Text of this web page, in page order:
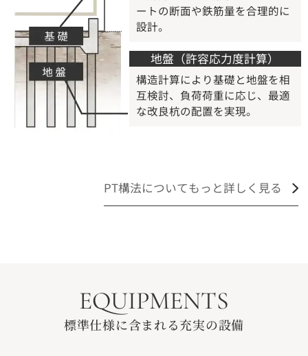
ートの断面や鉄筋量を合理的に
設計。
地盤（許容応力度計算）
構造計算により基礎と地盤を相
互検討、負荷荷重に応じ、最適
な改良杭の配置を実現。
PT構法についてもっと詳しく見る
EQUIPMENTS
標準仕様に含まれる充実の設備